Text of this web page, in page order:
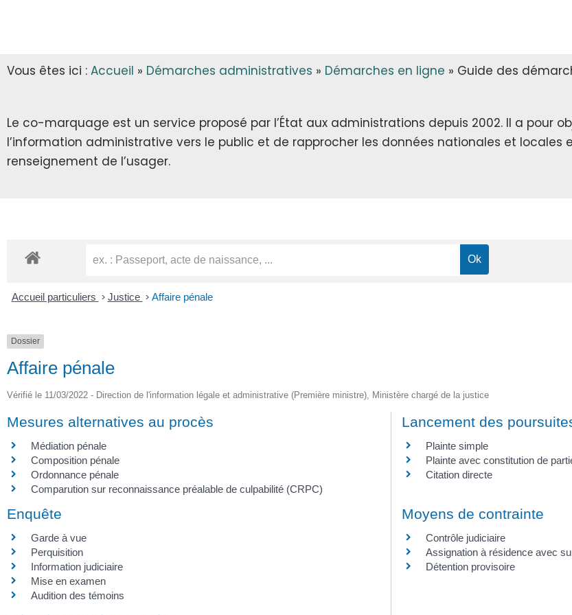
TRANSPORT
INFOS DIVERSES
CITOYENNETÉ
RECENSEMENT CITOYEN
SERVICE CIVIQUE
Vous êtes ici : Accueil » Démarches administratives » Démarches en ligne » Guide des
Le co-marquage est un service proposé par l’État aux administrations depuis 2002. Il a pour
l’information administrative vers le public et de rapprocher les données nationales et locales
renseignement de l’usager.
Accueil particuliers > Justice > Affaire pénale
Dossier
Affaire pénale
Vérifié le 11/03/2022 - Direction de l'information légale et administrative (Première ministre), Ministère chargé de la justice
Mesures alternatives au procès
Médiation pénale
Composition pénale
Ordonnance pénale
Comparution sur reconnaissance préalable de culpabilité (CRPC)
Lancement des
Plainte simple
Plainte avec constitution de
Citation directe
Enquête
Garde à vue
Perquisition
Information judiciaire
Mise en examen
Audition des témoins
Moyens de contrainte
Contrôle judiciaire
Assignation à résidence avec
Détention provisoire